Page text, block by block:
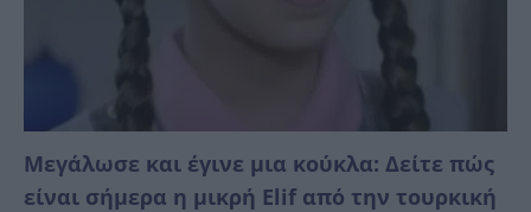
Μεγάλωσε και έγινε μια κούκλα: Δείτε πώς
είναι σήμερα η μικρή Elif από την τουρκική